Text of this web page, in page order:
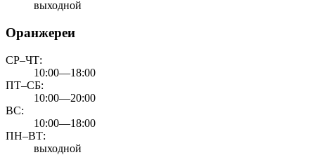
выходной
Оранжереи
СР–ЧТ:
10:00—18:00
ПТ–СБ:
10:00—20:00
ВС:
10:00—18:00
ПН–ВТ:
выходной